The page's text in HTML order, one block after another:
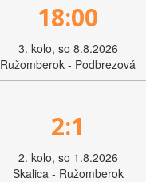
18:00
3. kolo, so 8.8.2026
Ružomberok - Podbrezová
2:1
2. kolo, so 1.8.2026
Skalica - Ružomberok